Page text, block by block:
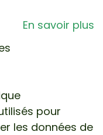
En savoir plus
pour
les données de